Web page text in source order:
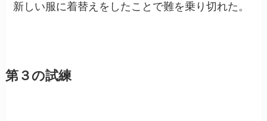
新しい服に着替えをしたことで難を乗り切れた。
第３の試練